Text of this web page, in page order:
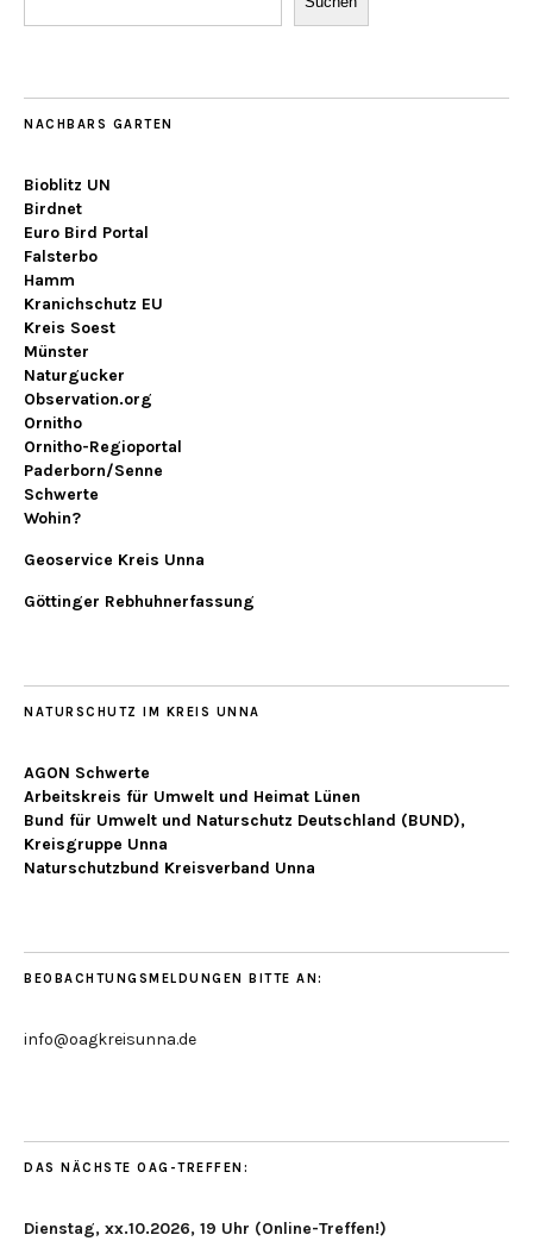
NACHBARS GARTEN
Bioblitz UN
Birdnet
Euro Bird Portal
Falsterbo
Hamm
Kranichschutz EU
Kreis Soest
Münster
Naturgucker
Observation.org
Ornitho
Ornitho-Regioportal
Paderborn/Senne
Schwerte
Wohin?
Geoservice Kreis Unna
Göttinger Rebhuhnerfassung
NATURSCHUTZ IM KREIS UNNA
AGON Schwerte
Arbeitskreis für Umwelt und Heimat Lünen
Bund für Umwelt und Naturschutz Deutschland (BUND),
Kreisgruppe Unna
Naturschutzbund Kreisverband Unna
BEOBACHTUNGSMELDUNGEN BITTE AN:
info@oagkreisunna.de
DAS NÄCHSTE OAG-TREFFEN:
Dienstag, xx.10.2026, 19 Uhr (Online-Treffen!)